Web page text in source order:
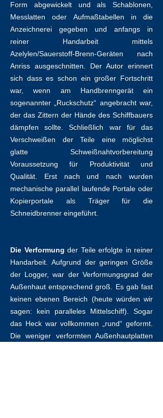
Form abgewickelt und als Schablonen,
Messlatten oder Aufmaßtabellen in die
Anzeichnerei gegeben und anfangs in
reiner Handarbeit mittels
Azelylen/Sauerstoff-Brenn-Geräten nach
Anriss ausgeschnitten. Der Autor erinnert
sich dass es schon ein großer Fortschritt
war, wenn am Handbrenngerät ein
sogenannter „Ruckschutz“ angebracht war,
der das Zittern der Hände des Schiffbauers
dämpfen sollte. Schließlich war für das
Verschweißen der Teile eine möglichst
glatte Schweißnahtvorbereitung
Voraussetzung für Produktivität und
Qualität. Erst nach und nach wurden
mechanische parallel laufende Portale oder
Kopierportale als Träger für die
Schneidbrenner eingeführt.
Die Verformung der Teile erfolgte in reiner
Handarbeit. Aufgrund der geringen Größe
der Logger, war der Verformungsgrad der
Außenhaut entsprechend groß. Es gab fast
keinen ebenen Bereich (heute würden wir
sagen: kein paralleles Mittelschiff). Sogar
das Heck war vollkommen „rund“ geformt.
Die weniger verformten Außenhautplatten